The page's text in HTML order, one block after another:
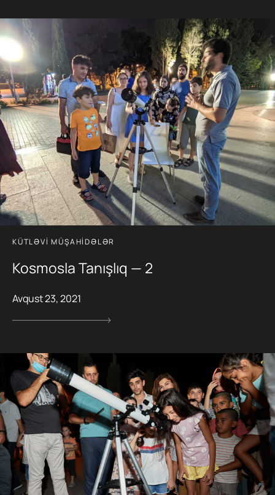
KÜTLƏVI MÜŞAHIDƏLƏR
Kosmosla Tanışlıq — 2
Avqust 23, 2021